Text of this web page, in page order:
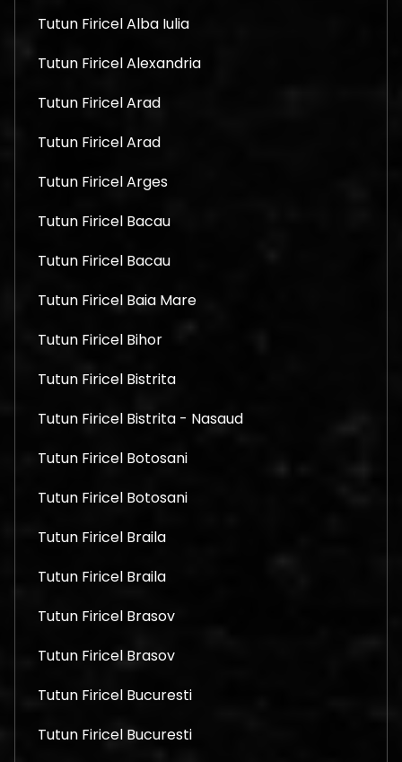
Tutun Firicel Alba Iulia
Tutun Firicel Alexandria
Tutun Firicel Arad
Tutun Firicel Arad
Tutun Firicel Arges
Tutun Firicel Bacau
Tutun Firicel Bacau
Tutun Firicel Baia Mare
Tutun Firicel Bihor
Tutun Firicel Bistrita
Tutun Firicel Bistrita - Nasaud
Tutun Firicel Botosani
Tutun Firicel Botosani
Tutun Firicel Braila
Tutun Firicel Braila
Tutun Firicel Brasov
Tutun Firicel Brasov
Tutun Firicel Bucuresti
Tutun Firicel Bucuresti